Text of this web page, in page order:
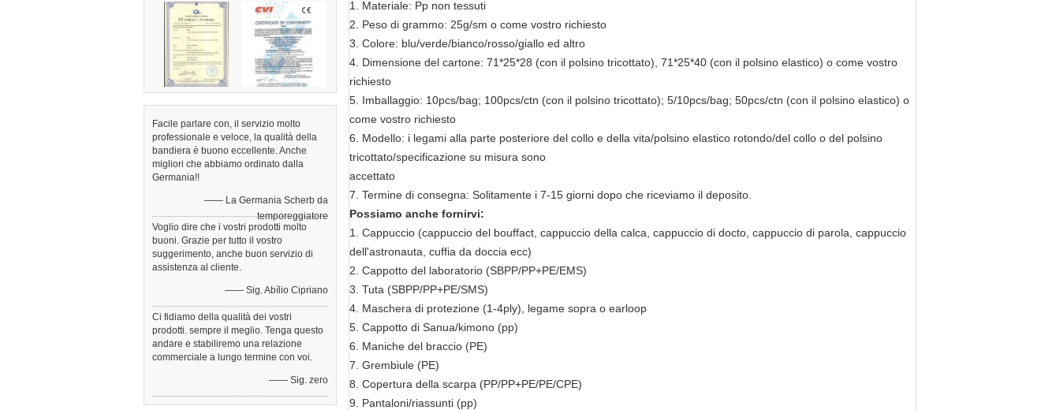
Facile parlare con, il servizio molto
professionale e veloce, la qualità della
bandiera è buono eccellente. Anche
migliori che abbiamo ordinato dalla
Germania!!
—— La Germania Scherb da
temporeggiatore
Voglio dire che i vostri prodotti molto
buoni. Grazie per tutto il vostro
suggerimento, anche buon servizio di
assistenza al cliente.
—— Sig. Abílio Cipriano
Ci fidiamo della qualità dei vostri
prodotti. sempre il meglio. Tenga questo
andare e stabiliremo una relazione
commerciale a lungo termine con voi.
—— Sig. zero
1. Materiale: Pp non tessuti
2. Peso di grammo: 25g/sm o come vostro richiesto
3. Colore: blu/verde/bianco/rosso/giallo ed altro
4. Dimensione del cartone: 71*25*28 (con il polsino tricottato), 71*25*40 (con il polsino elastico) o come vostro
richiesto
5. Imballaggio: 10pcs/bag; 100pcs/ctn (con il polsino tricottato); 5/10pcs/bag; 50pcs/ctn (con il polsino elastico) o
come vostro richiesto
6. Modello: i legami alla parte posteriore del collo e della vita/polsino elastico rotondo/del collo o del polsino
tricottato/specificazione su misura sono
accettato
7. Termine di consegna: Solitamente i 7-15 giorni dopo che riceviamo il deposito.
Possiamo anche fornirvi:
1. Cappuccio (cappuccio del bouffact, cappuccio della calca, cappuccio di docto, cappuccio di parola, cappuccio
dell'astronauta, cuffia da doccia ecc)
2. Cappotto del laboratorio (SBPP/PP+PE/EMS)
3. Tuta (SBPP/PP+PE/SMS)
4. Maschera di protezione (1-4ply), legame sopra o earloop
5. Cappotto di Sanua/kimono (pp)
6. Maniche del braccio (PE)
7. Grembiule (PE)
8. Copertura della scarpa (PP/PP+PE/PE/CPE)
9. Pantaloni/riassunti (pp)